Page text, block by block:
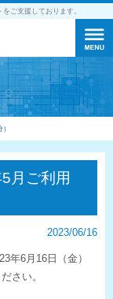
ご支援しております。
月ご利用
2023/06/16
年6月16日（金）
さい。